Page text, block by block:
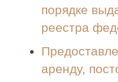
порядке
реестра
аренду,